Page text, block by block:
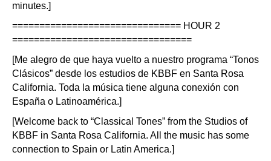
minutes.]
=============================== HOUR 2
=================================
[Me alegro de que haya vuelto a nuestro programa “Tonos
Clásicos” desde los estudios de KBBF en Santa Rosa
California. Toda la música tiene alguna conexión con
España o Latinoamérica.]
[Welcome back to “Classical Tones” from the Studios of
KBBF in Santa Rosa California. All the music has some
connection to Spain or Latin America.]